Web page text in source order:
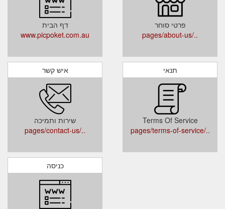
דף הבית
www.picpoket.com.au
פרטי סוחר
../pages/about-us
איש קשר
שירות ותמיכה
../pages/contact-us
תנאי
Terms Of Service
../pages/terms-of-service
כניסה